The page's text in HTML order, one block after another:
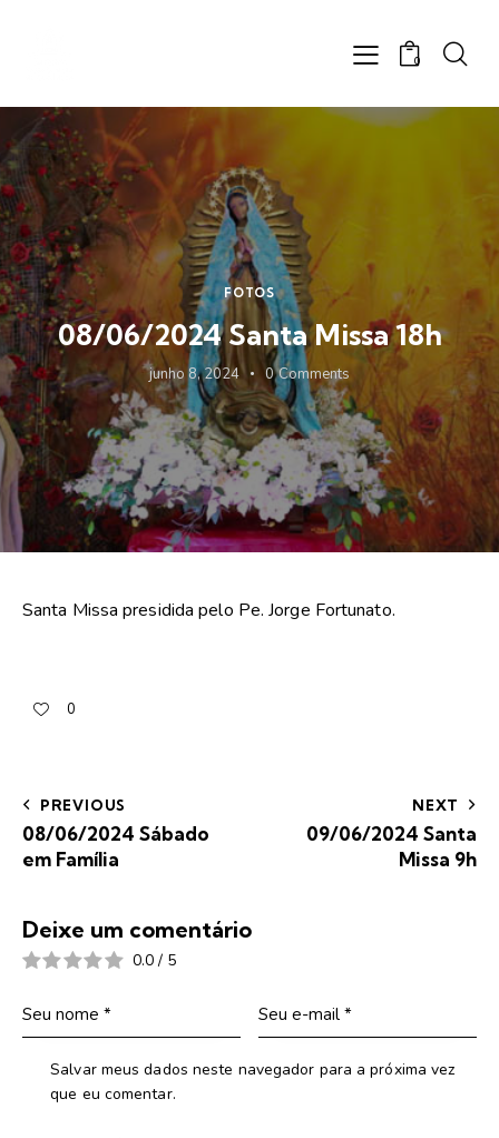
0
FOTOS
08/06/2024 Santa Missa 18h
junho 8, 2024 0 Comments
Santa Missa presidida pelo Pe. Jorge Fortunato.
0
PREVIOUS
08/06/2024 Sábado
em Família
NEXT
09/06/2024 Santa
Missa 9h
Deixe um comentário
0.0 / 5
Salvar meus dados neste navegador para a próxima vez
que eu comentar.